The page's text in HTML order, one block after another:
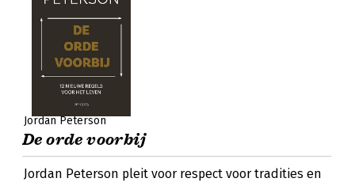
Jordan Peterson
De orde voorbij
Jordan Peterson pleit voor respect voor tradities en